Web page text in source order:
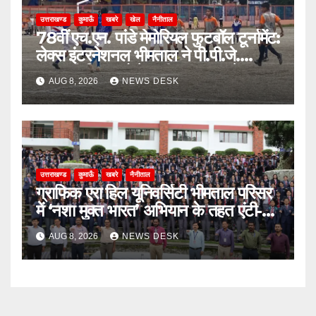
उत्तराखण्ड कुमाऊँ खबरे खेल नैनीताल
78वीं एच.एन. पांडे मेमोरियल फुटबॉल टूर्नामेंट:
लेक्स इंटरनेशनल भीमताल ने पी.पी.जे.
सरस्वती विहार को पेनल्टी शूटआउट में हराकर
सेमीफाइनल में बनाई जगह
AUG 8, 2026 NEWS DESK
उत्तराखण्ड कुमाऊँ खबरे नैनीताल
ग्राफिक एरा हिल यूनिवर्सिटी भीमताल परिसर
में ‘नशा मुक्त भारत’ अभियान के तहत एंटी-
ड्रग शपथ
AUG 8, 2026 NEWS DESK